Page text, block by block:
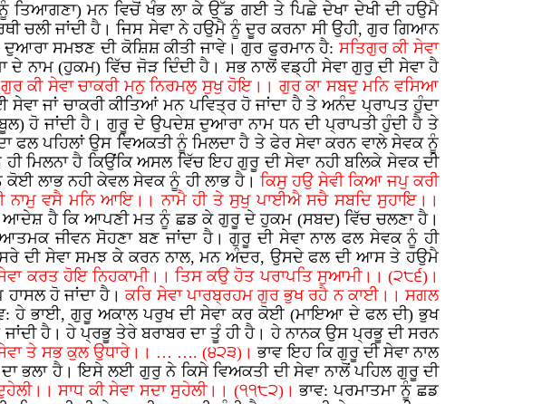
ਤਿਆਗਣਾ) ਮਨ ਵਿਚੋਂ ਖੰਭ ਲਾ ਕੇ ਉੱਡ ਗਈ ਤੇ ਪਿਛੇ ਦੇਖਾ ਦੇਖੀ ਦੀ ਹਉਮੈ
ਚਲੀ ਜਾਂਦੀ ਹੈ। ਜਿਸ ਸੇਵਾ ਨੇ ਹਉਮੈ ਨੂੰ ਦੂਰ ਕਰਨਾ ਸੀ ਉਹੀ, ਗੁਰ ਗਿਆਨ
ਸਮਝਣ ਦੀ ਕੋਸ਼ਿਸ਼ ਕੀਤੀ ਜਾਵੇ। ਗੁਰ ਫੁਰਮਾਨ ਹੈ: ਸਤਿਗੁਰ ਕੀ ਸੇਵਾ
ਦੇ ਨਾਮ (ਹੁਕਮ) ਵਿੱਚ ਜੋੜ ਦਿੰਦੀ ਹੈ। ਸਭ ਨਾਲੋਂ ਵਡ੍ਹੀ ਸੇਵਾ ਗੁਰੁ ਦੀ ਸੇਵਾ ਹੈ
ਗੁਰ ਕੀ ਸੇਵਾ ਚਾਕਰੀ ਮਨੁ ਨਿਰਮਲੁ ਸੁਖੁ ਹੋਇ।। ਗੁਰ ਕਾ ਸਬਦੁ ਮਨਿ ਵਸਿਆ
ਸੇਵਾ ਜਾਂ ਚਾਕਰੀ ਕੀਤਿਆਂ ਮਨ ਪਵਿਤ੍ਰ ਹੋ ਜਾਂਦਾ ਹੈ ਤੇ ਅਨੰਦ ਪ੍ਰਾਪਤ ਹੁੰਦਾ
ਹੋ ਜਾਂਦੀ ਹੈ। ਗੁਰੂ ਦੇ ਉਪਦੇਸ਼ ਦੁਆਰਾ ਨਾਮ ਧਨ ਦੀ ਪ੍ਰਾਪਤੀ ਹੁੰਦੀ ਹੈ ਤੇ
ਫਲ ਪਹਿਲਾਂ ਉਸ ਵਿਅਕਤੀ ਨੂੰ ਮਿਲਦਾ ਹੈ ਤੇ ਫੇਰ ਸੇਵਾ ਕਰਨ ਵਾਲੇ ਸੇਵਕ ਨੂੰ
ਮਿਲਨਾ ਹੈ ਕਿਉਂਕਿ ਅਸਲ ਵਿੱਚ ਇਹ ਗੁਰੂ ਦੀ ਸੇਵਾ ਨਹੀ ਬਲਿਕੇ ਸੇਵਕ ਦੀ
ਲਾਭ ਨਹੀ ਕੇਵਲ ਸੇਵਕ ਨੂੰ ਹੀ ਲਾਭ ਹੈ। ਕਿਸੁ ਹਉ ਸੇਵੀ ਕਿਆ ਜਪੁ ਕਰੀ
ਨਾਮੁ ਵਸੈ ਮਨਿ ਆਇ।। ਨਾਮੈ ਹੀ ਤੇ ਸੁਖੁ ਪਾਈਐ ਸਚੈ ਸਬਦਿ ਸੁਹਾਇ।।
ਆਦੇਸ਼ ਹੈ ਕਿ ਆਪਣੀ ਮਤ ਨੂੰ ਛਡ ਕੇ ਗੁਰੂ ਦੇ ਹੁਕਮ (ਸਬਦ) ਵਿੱਚ ਚਲਣਾ ਹੈ।
ਜੀਵਨ ਸੋਹਣਾ ਬਣ ਜਾਂਦਾ ਹੈ। ਗੁਰੂ ਦੀ ਸੇਵਾ ਨਾਲ ਫਲ ਸੇਵਕ ਨੂੰ ਹੀ
ਦੀ ਸੇਵਾ ਸਮਝ ਕੇ ਕਰਨ ਨਾਲ, ਮਨ ਅੰਦਰ, ਉਸਦੇ ਫਲ ਦੀ ਆਸ ਤੇ ਹਉਮੈ
ਕਰਤ ਹੋਇ ਨਿਹਕਾਮੀ।। ਤਿਸ ਕਉ ਹੋਤ ਪਰਾਪਤਿ ਸੁਆਮੀ।। (੨੮੬)।
ਹਾਸਲ ਹੋ ਜਾਂਦਾ ਹੈ।ਕਰਿ ਸੇਵਾ ਪਾਰਬ੍ਰਹਮ ਗੁਰ ਭੁਖ ਰਹੈ ਨ ਕਾਈ।। ਸਗਲ
ਹੇ ਭਾਈ, ਗੁਰੂ ਅਕਾਲ ਪਰੁਖ ਦੀ ਸੇਵਾ ਕਰ ਕੋਈ (ਮਾਇਆ ਦੇ ਫਲ ਦੀ) ਭੁਖ
ਹੈ। ਹੇ ਪ੍ਰਭੂ ਤੇਰੇ ਬਰਾਬਰ ਦਾ ਤੂੰ ਹੀ ਹੈ। ਹੇ ਨਾਨਕ ਉਸ ਪ੍ਰਭੂ ਦੀ ਸਰਨ
ਤੇ ਸਭ ਕੁਲ ਉਧਾਰੇ।। … …. (੪੨੩)।ਭਾਵ ਇਹ ਕਿ ਗੁਰੂ ਦੀ ਸੇਵਾ ਨਾਲ
ਭਲਾ ਹੈ। ਇਸੇ ਲਈ ਗੁਰੁ ਨੇ ਕਿਸੇ ਵਿਅਕਤੀ ਦੀ ਸੇਵਾ ਨਾਲੋਂ ਪਹਿਲ ਗੁਰੂ ਦੀ
ਸਾਧ ਕੀ ਸੇਵਾ ਸਦਾ ਸੁਹੇਲੀ।। (੧੧੮੨)।ਭਾਵ: ਪਰਮਾਤਮਾ ਨੂੰ ਛਡ